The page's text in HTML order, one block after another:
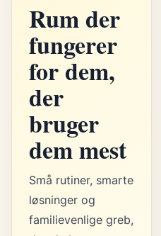
Rum der
fungerer
for dem,
der
bruger
dem mest
Små rutiner, smarte
løsninger og
familievenlige greb,